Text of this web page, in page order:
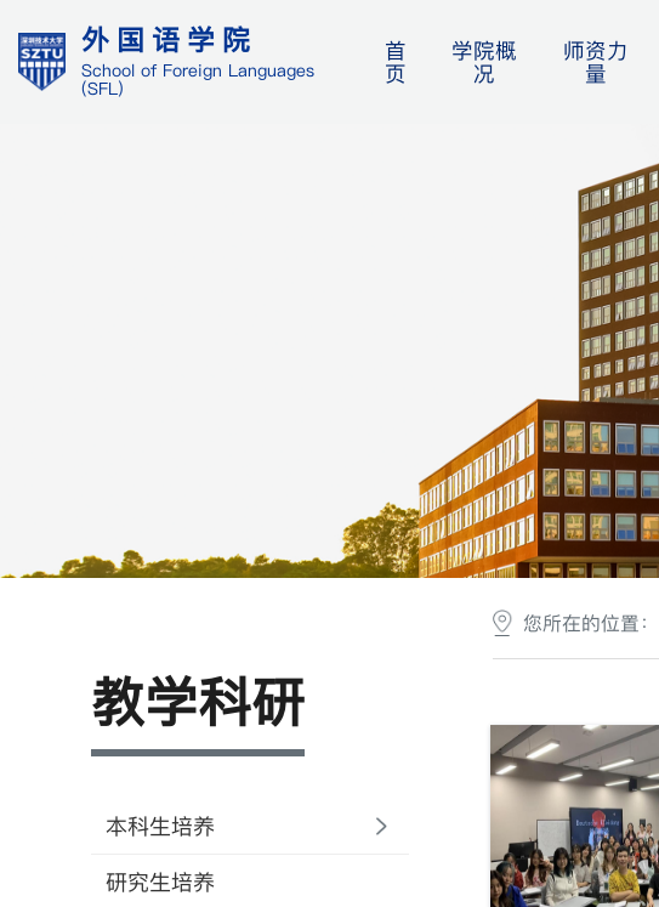
外国语学院
School of Foreign Languages
(SFL)
首
页
学院概
况
师资力
量
您所在的位置：
教学科研
本科生培养
研究生培养